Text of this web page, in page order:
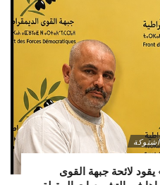
لائحة جبهة القوى